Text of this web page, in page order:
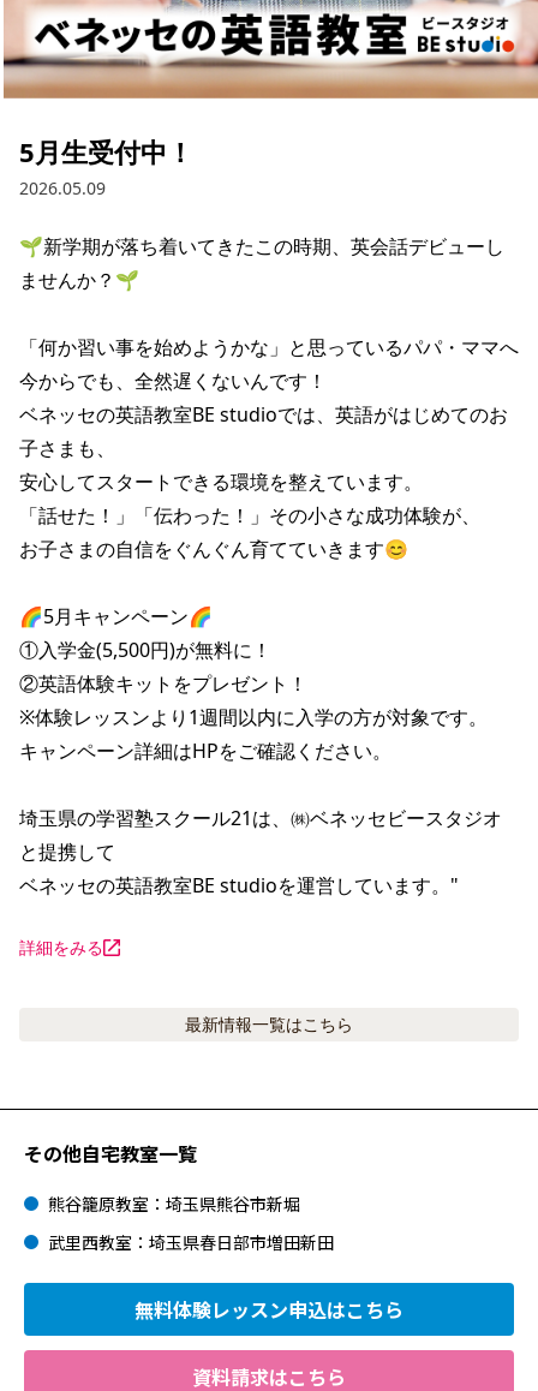
5月生受付中！
2026.05.09
🌱新学期が落ち着いてきたこの時期、英会話デビューし
ませんか？🌱
「何か習い事を始めようかな」と思っているパパ・ママへ
今からでも、全然遅くないんです！
ベネッセの英語教室BE studioでは、英語がはじめてのお
子さまも、
安心してスタートできる環境を整えています。
「話せた！」「伝わった！」その小さな成功体験が、
お子さまの自信をぐんぐん育てていきます😊
🌈5月キャンペーン🌈
①入学金(5,500円)が無料に！
②英語体験キットをプレゼント！
※体験レッスンより1週間以内に入学の方が対象です。
キャンペーン詳細はHPをご確認ください。
埼玉県の学習塾スクール21は、㈱ベネッセビースタジオ
と提携して
ベネッセの英語教室BE studioを運営しています。"
詳細をみる
最新情報一覧はこちら
その他自宅教室一覧
熊谷籠原教室：埼玉県熊谷市新堀
武里西教室：埼玉県春日部市増田新田
無料体験レッスン申込はこちら
資料請求はこちら